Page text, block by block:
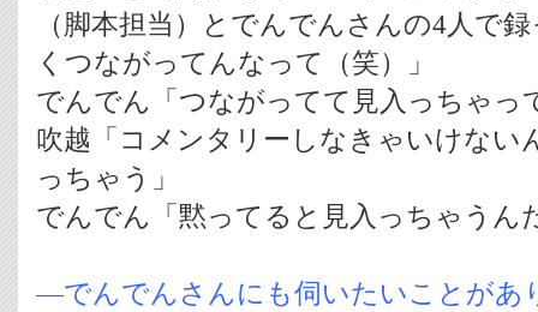
（脚本担当）とでんでんさんの4人で
くつながってんなって（笑）」
でんでん「つながってて見入っちゃっ
吹越「コメンタリーしなきゃいけない
っちゃう」
でんでん「黙ってると見入っちゃうん
―でんでんさんにも伺いたいことがあ